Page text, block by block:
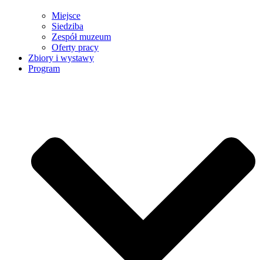
Miejsce
Siedziba
Zespół muzeum
Oferty pracy
Zbiory i wystawy
Program